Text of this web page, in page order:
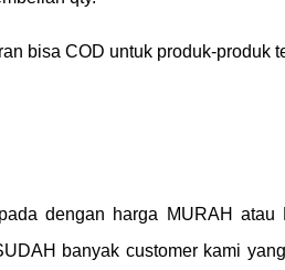
bisa COD untuk produk-produk
dengan harga MURAH atau
banyak customer kami